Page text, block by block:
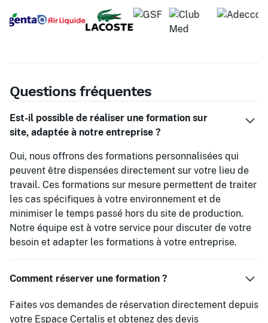
Questions fréquentes
Est-il possible de réaliser une formation sur
site, adaptée à notre entreprise ?
Oui, nous offrons des formations personnalisées qui
peuvent être dispensées directement sur votre lieu de
travail. Ces formations sur mesure permettent de traiter
les cas spécifiques à votre environnement et de
minimiser le temps passé hors du site de production.
Notre équipe est à votre service pour discuter de votre
besoin et adapter les formations à votre entreprise.
Comment réserver une formation ?
Faites vos demandes de réservation directement depuis
votre Espace Certalis et obtenez des devis